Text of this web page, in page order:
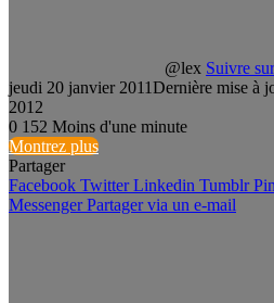
@lex Suivre
jeudi 20 janvier 2011Dernière mise à
2012
0 152 Moins d'une minute
Montrez plus
Partager
Facebook Twitter Linkedin Tumblr
Messenger Partager via un e-mail